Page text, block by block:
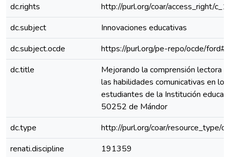
dc.rights
http://purl.org/coar/access_right/
dc.subject
Innovaciones educativas
dc.subject.ocde
https://purl.org/pe-repo/ocde/
dc.title
Mejorando la comprensión lectora
las habilidades comunicativas en los
estudiantes de la Institución
50252 de Mándor
dc.type
http://purl.org/coar/resource_type/
renati.discipline
191359